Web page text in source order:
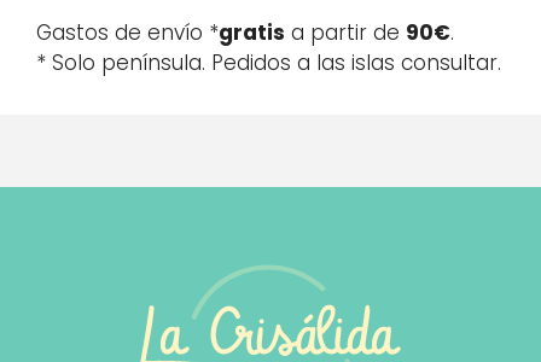
Gastos de envío *gratis a partir de 90€.
* Solo península. Pedidos a las islas consultar.